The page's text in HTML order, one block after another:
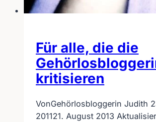
Für alle, die die
kritisieren
VonGehörlosbloggerin Judith
201121. August 2013